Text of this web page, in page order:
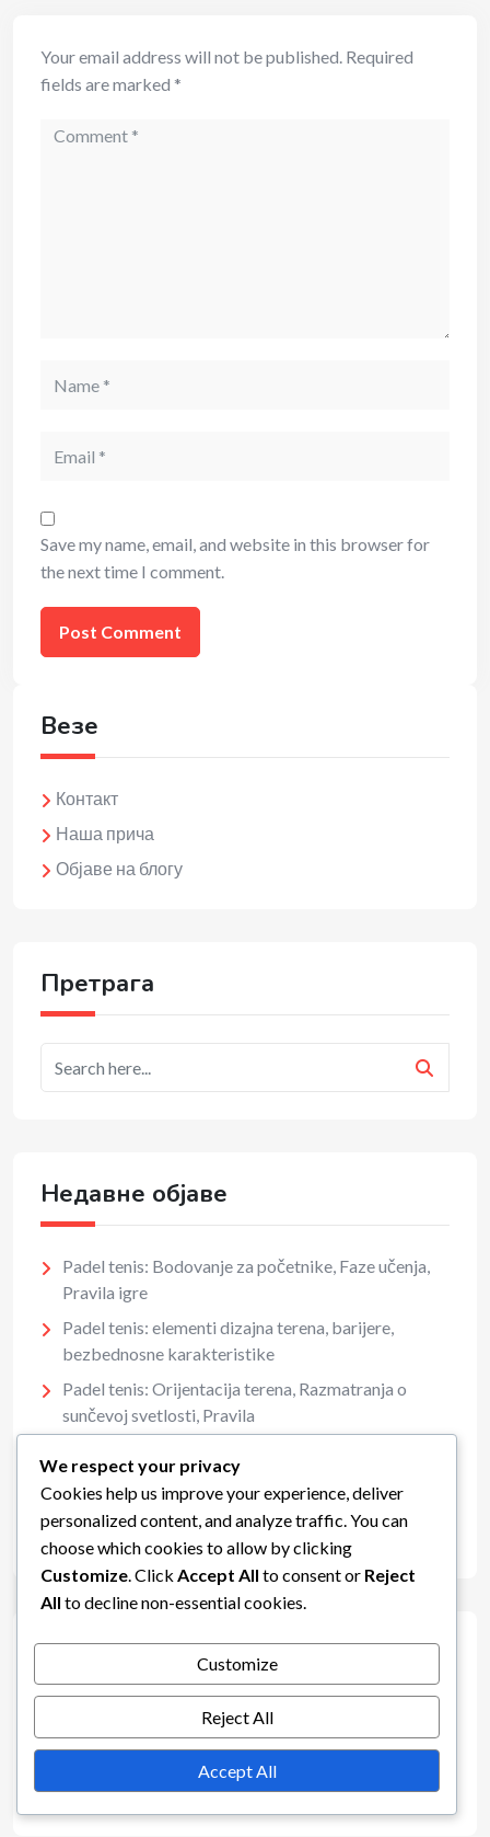
Your email address will not be published. Required
fields are marked *
Comment
Save my name, email, and website in this browser for
the next time I comment.
Везе
Контакт
Наша прича
Објаве на блогу
Претрага
Недавне објаве
Padel tenis: Bodovanje za početnike, Faze učenja,
Pravila igre
Padel tenis: elementi dizajna terena, barijere,
bezbednosne karakteristike
Padel tenis: Orijentacija terena, Razmatranja o
sunčevoj svetlosti, Pravila
Uslovi igranja
Padel tenis: Propisi o vremenu servisa, Kašnjenja,
Категорије
Dimenzije terena za padel tenis
Pravila servisa u padel tenisu
We respect your privacy
Cookies help us improve your experience, deliver
personalized content, and analyze traffic. You can
choose which cookies to allow by clicking
Customize . Click Accept All to consent or Reject
All to decline non-essential cookies.
Customize
Reject All
Accept All